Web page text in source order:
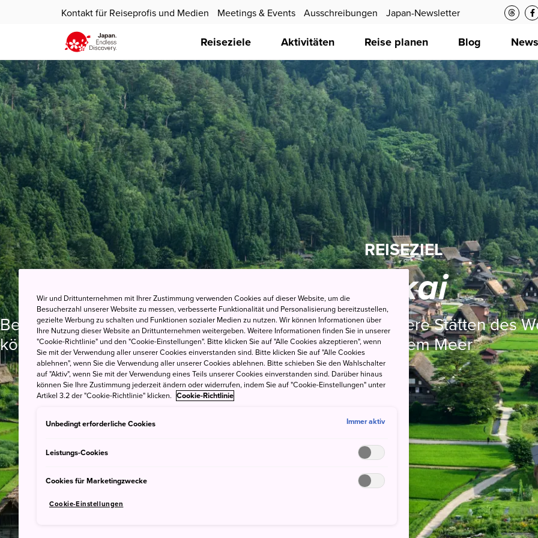
Kontakt für Reiseprofis und Medien Meetings & Events Ausschreibungen Japan-Newsletter
Reiseziele Aktivitäten Reise planen Blog News
REISEZIEL
Tokai
Besuchen Sie den Berg Fuji, den Shirakawa-go und andere Stätten des
köstliches Essen mit dem Besten aus den Bergen und dem Meer
Wir und Drittunternehmen mit Ihrer Zustimmung verwenden Cookies auf dieser Website, um die
Besucherzahl unserer Website zu messen, verbesserte Funktionalität und Personalisierung bereitzustellen,
gezielte Werbung zu schalten und Funktionen sozialer Medien zu nutzen. Wir können Informationen über
Ihre Nutzung dieser Website an Drittunternehmen weitergeben. Weitere Informationen finden Sie in unserer
"Cookie-Richtlinie" und den "Cookie-Einstellungen". Bitte klicken Sie auf "Alle Cookies akzeptieren", wenn
Sie mit der Verwendung aller unserer Cookies einverstanden sind. Bitte klicken Sie auf "Alle Cookies
ablehnen", wenn Sie die Verwendung aller unserer Cookies ablehnen. Bitte schieben Sie den Wahlschalter
auf "Aktiv", wenn Sie mit der Verwendung eines Teils unserer Cookies einverstanden sind. Darüber hinaus
können Sie Ihre Zustimmung jederzeit ändern oder widerrufen, indem Sie auf "Cookie-Einstellungen" unter
Artikel 3.2 der "Cookie-Richtlinie" klicken. Cookie-Richtlinie
Unbedingt erforderliche Cookies Immer aktiv
Leistungs-Cookies
Cookies für Marketingzwecke
Cookie-Einstellungen